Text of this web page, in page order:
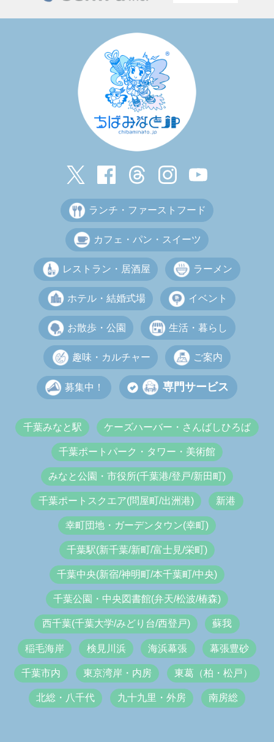
ランチ・ファーストフード
カフェ・パン・スイーツ
レストラン・居酒屋 ラーメン
ホテル・結婚式場 イベント
お散歩・公園 生活・暮らし
趣味・カルチャー ご案内
募集中！ 専門サービス
千葉みなと駅 ケーズハーバー・さんばしひろば
千葉ポートパーク・タワー・美術館
みなと公園・市役所(千葉港/登戸/新田町)
千葉ポートスクエア(問屋町/出洲港) 新港
幸町団地・ガーデンタウン(幸町)
千葉駅(新千葉/新町/富士見/栄町)
千葉中央(新宿/神明町/本千葉町/中央)
千葉公園・中央図書館(弁天/松波/椿森)
西千葉(千葉大学/みどり台/西登戸) 蘇我
稲毛海岸 検見川浜 海浜幕張 幕張豊砂
千葉市内 東京湾岸・内房 東葛（柏・松戸）
北総・八千代 九十九里・外房 南房総